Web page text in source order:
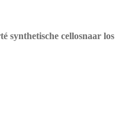
synthetische cellosnaar los